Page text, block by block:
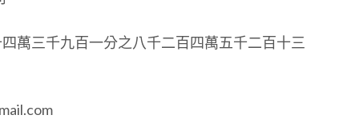
萬三千九百一分之八千二百四萬五千二百十三